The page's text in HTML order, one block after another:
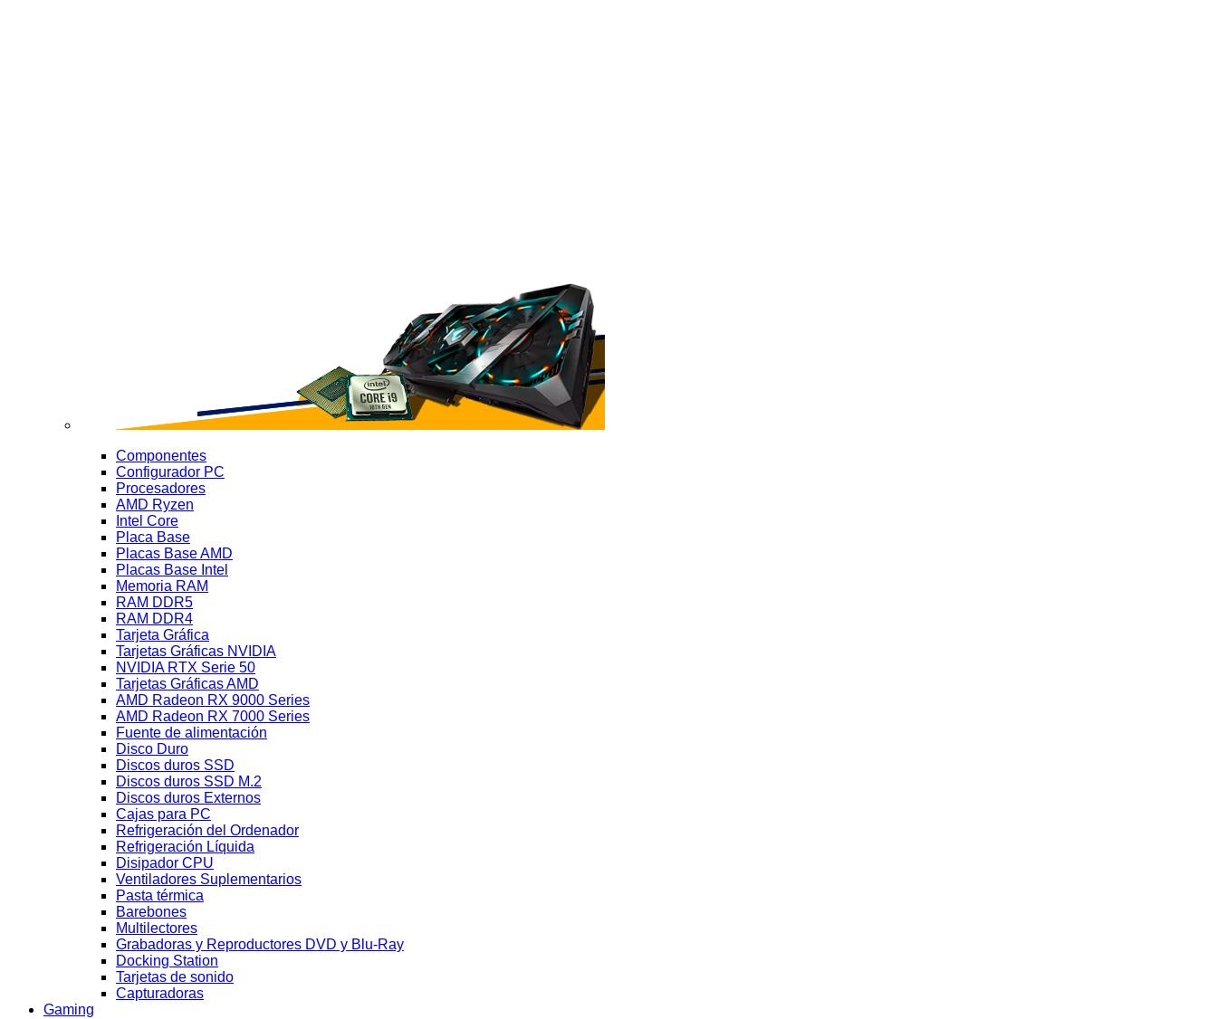
Componentes
Configurador PC
Procesadores
AMD Ryzen
Intel Core
Placa Base
Placas Base AMD
Placas Base Intel
Memoria RAM
RAM DDR5
RAM DDR4
Tarjeta Gráfica
Tarjetas Gráficas NVIDIA
NVIDIA RTX Serie 50
Tarjetas Gráficas AMD
AMD Radeon RX 9000 Series
AMD Radeon RX 7000 Series
Fuente de alimentación
Disco Duro
Discos duros SSD
Discos duros SSD M.2
Discos duros Externos
Cajas para PC
Refrigeración del Ordenador
Refrigeración Líquida
Disipador CPU
Ventiladores Suplementarios
Pasta térmica
Barebones
Multilectores
Grabadoras y Reproductores DVD y Blu-Ray
Docking Station
Tarjetas de sonido
Capturadoras
Gaming